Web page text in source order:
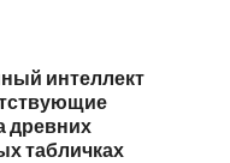
интеллект
древних
табличках